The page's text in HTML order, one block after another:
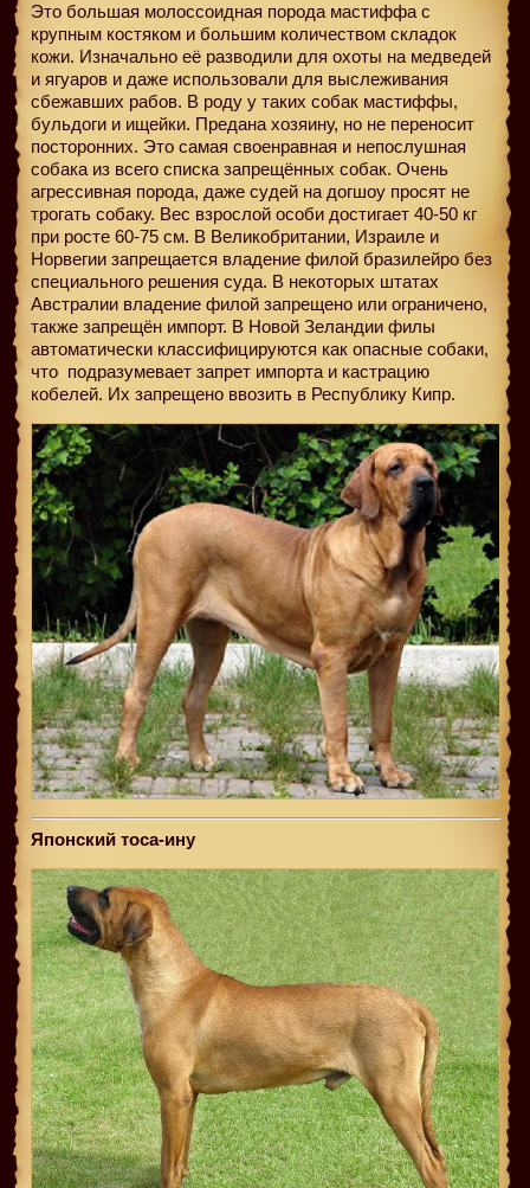
Это большая молоссоидная порода мастиффа с
крупным костяком и большим количеством складок
кожи. Изначально её разводили для охоты на медведей
и ягуаров и даже использовали для выслеживания
сбежавших рабов. В роду у таких собак мастиффы,
бульдоги и ищейки. Предана хозяину, но не переносит
посторонних. Это самая своенравная и непослушная
собака из всего списка запрещённых собак. Очень
агрессивная порода, даже судей на догшоу просят не
трогать собаку. Вес взрослой особи достигает 40-50 кг
при росте 60-75 см. В Великобритании, Израиле и
Норвегии запрещается владение филой бразилейро без
специального решения суда. В некоторых штатах
Австралии владение филой запрещено или ограничено,
также запрещён импорт. В Новой Зеландии филы
автоматически классифицируются как опасные собаки,
что подразумевает запрет импорта и кастрацию
кобелей. Их запрещено ввозить в Республику Кипр.
Японский тоса-ину